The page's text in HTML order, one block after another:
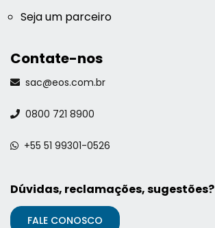
Seja um parceiro
Contate-nos
sac@eos.com.br
0800 721 8900
+55 51 99301-0526
Dúvidas, reclamações, sugestões?
FALE CONOSCO